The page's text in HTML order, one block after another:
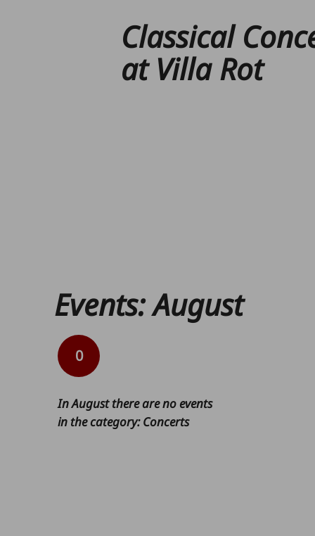
Classical
at Villa Rot
Events:August
0
InAugustthere are no events
in the category: Concerts